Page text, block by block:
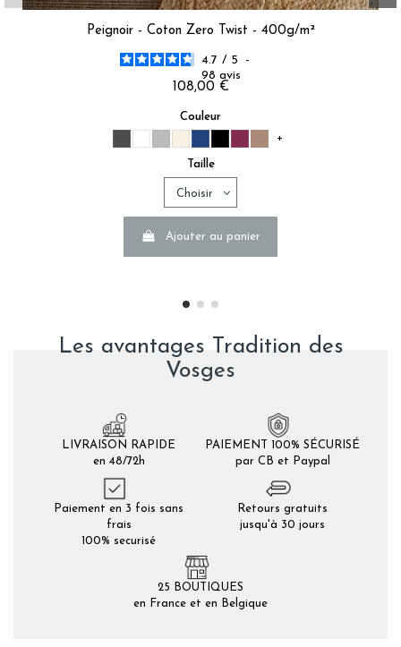
Peignoir - Coton Zero Twist - 400g/m²
4.7 / 5
-
98 avis
108,00 €
Couleur
+
Taille
Ajouter au panier
Les avantages Tradition des
Vosges
LIVRAISON RAPIDE
en 48/72h
PAIEMENT 100% SÉCURISÉ
par CB et Paypal
Paiement en 3 fois sans
frais
100% securisé
Retours gratuits
jusqu'à 30 jours
25 BOUTIQUES
en France et en Belgique